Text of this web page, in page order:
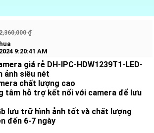
₫
9:20:41 AM
giá rẻ DH-IPC-HDW1239T1-LED-
ảnh siêu nét
chất lượng cao
tâm hỗ trợ kết nối với camera để lưu
lưu trữ hình ảnh tốt và chất lượng
đến 6-7 ngày